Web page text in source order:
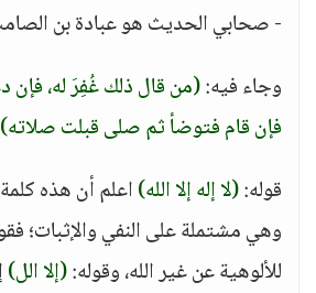
- صحابي الحديث هو عبادة بن
وجاء فيه:(من قال ذلك غُفِرَ له، فإن
فإن قام فتوضأ ثم صلى قبلت صلاته)
قوله:(لا إله إلا الله)اعلم أن هذه
وهي مشتملة على النفي والإثبات؛
للألوهية عن غير الله، وقوله:(إلا الل)